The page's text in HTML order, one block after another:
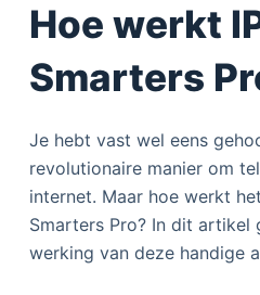
Hoe werkt
Smarters
Je hebt vast wel eens
revolutionaire manier om
internet. Maar hoe werkt
Smarters Pro? In dit artikel
werking van deze handige